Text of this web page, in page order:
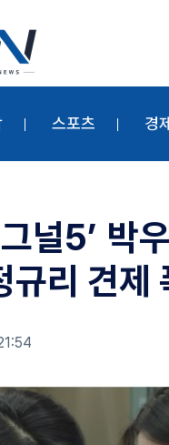
스포츠 경제
널5’ 박
규리 견제